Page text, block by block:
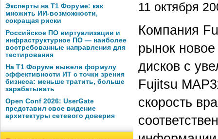
Эксперты на Т1 Форуме: как
множить ИИ-возможности,
сокращая риски
Российское ПО виртуализации и
инфраструктурное ПО — наиболее
востребованные направления для
тестирования
На Т1 Форуме вывели формулу
эффективности ИТ с точки зрения
бизнеса: меньше тратить, больше
зарабатывать
Open Conf 2026: UserGate
представил свое видение
архитектуры сетевого доверия
11 октября
Компания
рынок
дисков с
Fujitsu
скорость